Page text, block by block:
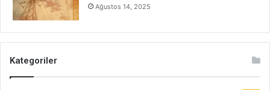
Ağustos 14, 2025
Kategoriler